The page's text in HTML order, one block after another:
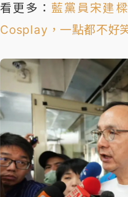
看更多：藍黨員宋建
Cosplay，一點都不好